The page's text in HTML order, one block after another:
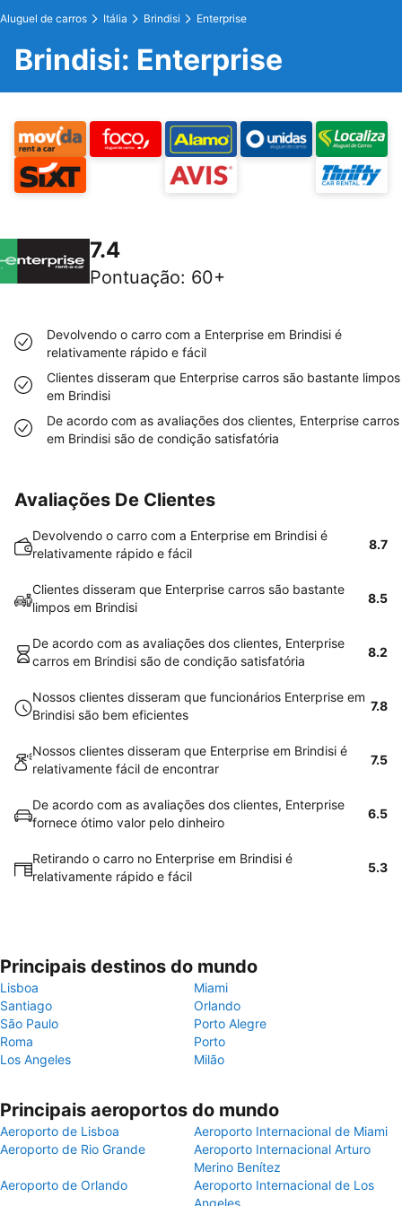
Aluguel de carros Itália Brindisi Enterprise
Brindisi: Enterprise
7.4
Pontuação: 60+
Devolvendo o carro com a Enterprise em Brindisi é
relativamente rápido e fácil
Clientes disseram que Enterprise carros são bastante limpos
em Brindisi
De acordo com as avaliações dos clientes, Enterprise carros
em Brindisi são de condição satisfatória
Avaliações De Clientes
Devolvendo o carro com a Enterprise em Brindisi é
relativamente rápido e fácil
8.7
Clientes disseram que Enterprise carros são bastante
limpos em Brindisi
8.5
De acordo com as avaliações dos clientes, Enterprise
carros em Brindisi são de condição satisfatória
8.2
Nossos clientes disseram que funcionários Enterprise em
Brindisi são bem eficientes
7.8
Nossos clientes disseram que Enterprise em Brindisi é
relativamente fácil de encontrar
7.5
De acordo com as avaliações dos clientes, Enterprise
fornece ótimo valor pelo dinheiro
6.5
Retirando o carro no Enterprise em Brindisi é
relativamente rápido e fácil
5.3
Principais destinos do mundo
Lisboa
Miami
Santiago
Orlando
São Paulo
Porto Alegre
Roma
Porto
Los Angeles
Milão
Principais aeroportos do mundo
Aeroporto de Lisboa
Aeroporto Internacional de Miami
Aeroporto de Rio Grande
Aeroporto Internacional Arturo
Merino Benítez
Aeroporto de Orlando
Aeroporto Internacional de Los
Angeles